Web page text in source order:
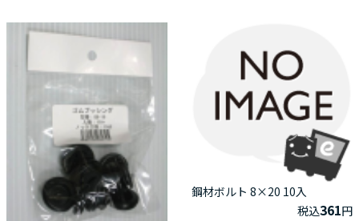
鋼材ボルト 8×20 10入
税込361円